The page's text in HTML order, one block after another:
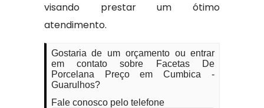
visando prestar um ótimo
atendimento.
Gostaria de um orçamento ou entrar
em contato sobre Facetas De
Porcelana Preço em Cumbica -
Guarulhos?
Fale conosco pelo telefone